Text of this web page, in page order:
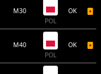
M30
POL
OK
M40
POL
OK